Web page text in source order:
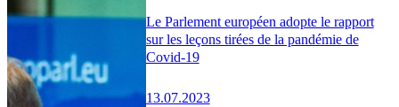
Le Parlement européen adopte le rapport
sur les leçons tirées de la pandémie de
Covid-19
13.07.2023